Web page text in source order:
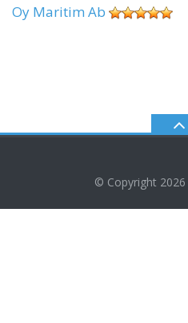
Oy Maritim Ab
© Copyright 2026